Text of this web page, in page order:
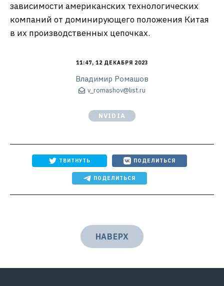
зависимости американских технологических
компаний от доминирующего положения Китая
в их производственных цепочках.
11:47, 12 ДЕКАБРЯ 2023
Владимир Ромашов
v_romashov@list.ru
NVIDIA
ТВИТНУТЬ ПОДЕЛИТЬСЯ
ПОДЕЛИТЬСЯ
НАВЕРХ